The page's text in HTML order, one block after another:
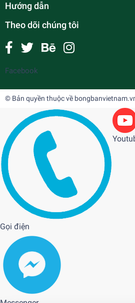
Hướng dẫn
Theo dõi chúng tôi
Facebook
© Bản quyền thuộc về
Gọi điện